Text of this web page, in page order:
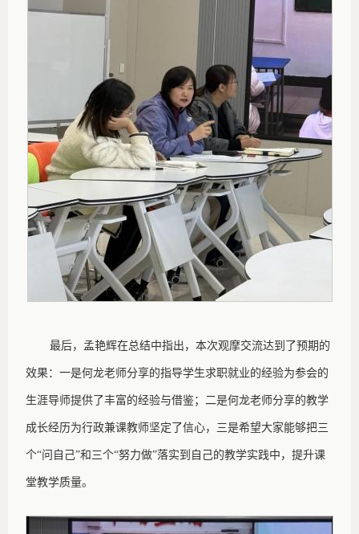
最后，孟艳辉在总结中指出，本次观摩交流达到了预期的
效果：一是何龙老师分享的指导学生求职就业的经验为参会的
生涯导师提供了丰富的经验与借鉴；二是何龙老师分享的教学
成长经历为行政兼课教师坚定了信心，三是希望大家能够把三
个“问自己”和三个“努力做”落实到自己的教学实践中，提升课
堂教学质量。